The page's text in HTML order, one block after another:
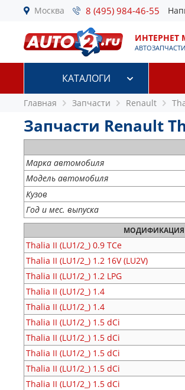
Москва 8 (495) 984-46-55
ИНТЕРНЕТ
КАТАЛОГИ
Главная Запчасти Renault
Запчасти Renault
Марка автомобиля
Модель автомобиля
Кузов
Год и мес. выпуска
МОДИФИКАЦИЯ
Thalia II (LU1/2_) 0.9 TCe
Thalia II (LU1/2_) 1.2 16V (LU2V)
Thalia II (LU1/2_) 1.2 LPG
Thalia II (LU1/2_) 1.4
Thalia II (LU1/2_) 1.4
Thalia II (LU1/2_) 1.5 dCi
Thalia II (LU1/2_) 1.5 dCi
Thalia II (LU1/2_) 1.5 dCi
Thalia II (LU1/2_) 1.5 dCi
Thalia II (LU1/2_) 1.5 dCi